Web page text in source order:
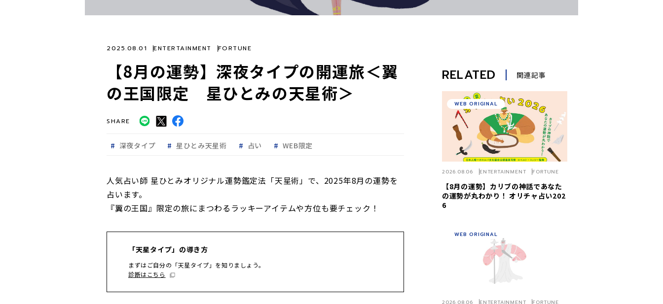
【8月の運勢】深夜タイプの開運旅＜翼
の王国限定 星ひとみの天星術＞
2025.08.01 ENTERTAINMENT FORTUNE
SHARE
深夜タイプ 星ひとみ天星術 占い WEB限定
人気占い師 星ひとみオリジナル運勢鑑定法「天星術」で、2025年8月の運勢を
占います。
『翼の王国』限定の旅にまつわるラッキーアイテムや方位も要チェック！
「天星タイプ」の導き方
まずはご自分の「天星タイプ」を知りましょう。
診断はこちら
RELATED 関連記事
【8月の運勢】カリブの神話であなた
の運勢が丸わかり！ オリチャ占い202
6
2026.08.06 ENTERTAINMENT FORTUNE
WEB ORIGINAL
2026.08.06 ENTERTAINMENT FORTUNE
WEB ORIGINAL